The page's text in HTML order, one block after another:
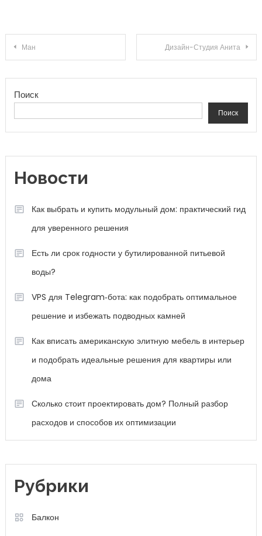
Навигация по записям
Ман Дизайн-Студия Анита
Поиск
Поиск
Новости
Как выбрать и купить модульный дом: практический гид
для уверенного решения
Есть ли срок годности у бутилированной питьевой
воды?
VPS для Telegram‑бота: как подобрать оптимальное
решение и избежать подводных камней
Как вписать американскую элитную мебель в интерьер
и подобрать идеальные решения для квартиры или
дома
Сколько стоит проектировать дом? Полный разбор
расходов и способов их оптимизации
Рубрики
Балкон